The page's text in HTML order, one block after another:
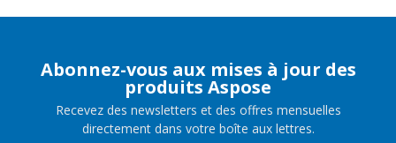
Abonnez-vous aux mises à jour des
produits Aspose
Recevez des newsletters et des offres mensuelles
directement dans votre boîte aux lettres.